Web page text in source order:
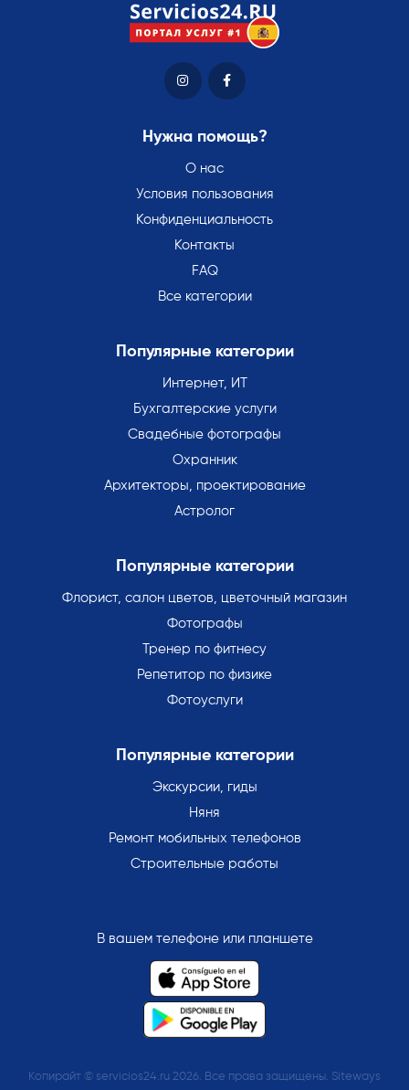
Нужна помощь?
О нас
Условия пользования
Конфиденциальность
Контакты
FAQ
Все категории
Популярные категории
Интернет, ИТ
Бухгалтерские услуги
Свадебные фотографы
Охранник
Архитекторы, проектирование
Астролог
Популярные категории
Флорист, салон цветов, цветочный магазин
Фотографы
Тренер по фитнесу
Репетитор по физике
Фотоуслуги
Популярные категории
Экскурсии, гиды
Няня
Ремонт мобильных телефонов
Строительные работы
В вашем телефоне или планшете
Копирайт © servicios24.ru 2026. Все права защищены. Siteways